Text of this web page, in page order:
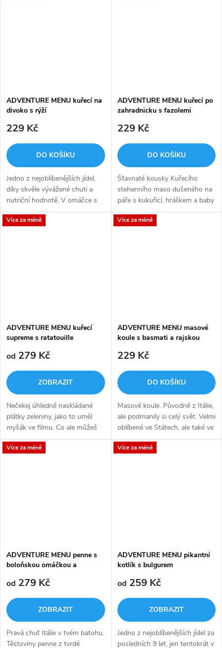
ADVENTURE MENU kuřecí na
divoko s rýží
229 Kč
DO KOŠÍKU
Jedno z nejoblíbenějších jídel,
díky skvěle vývážené chuti a
nutriční hodnotě. V omáčce s
kusy cibule, špekem, rajským
protlakem jsou Kuřecí stehenní
ADVENTURE MENU kuřecí po
zahradnicku s fazolemi
229 Kč
DO KOŠÍKU
Šťavnaté kousky Kuřecího
stehenního maso dušeného na
páře s kukuřicí, hráškem a baby
karotkou. Chuť propojuje
omáčka na cibulovém základu.
Více za méně
ADVENTURE MENU kuřecí
supreme s ratatouille
od 279 Kč
ZOBRAZIT
Nečekej úhledně naskládané
plátky zeleniny, jako to uměl
myšák ve filmu. Co ale můžeš
čekat je skvělá chuť čerstvé
zeleniny vařené v páře spolu s
Více za méně
ADVENTURE MENU masové
koule s basmati a rajskou
229 Kč
DO KOŠÍKU
Masové koule. Původně z Itálie,
ale podmanily si celý svět. Velmi
oblíbené ve Státech, ale také ve
Skandinávii. Asi tušíte proč, že?
Více za méně
ADVENTURE MENU penne s
boloňskou omáčkou a
od 279 Kč
ZOBRAZIT
Pravá chuť Itálie v tvém batohu.
Těstoviny penne z tvrdé
Více za méně
ADVENTURE MENU pikantní
kotlík s bulgurem
od 259 Kč
ZOBRAZIT
Jedno z nejoblíbenějších jídel za
posledních 9 let, jen tentokrát v